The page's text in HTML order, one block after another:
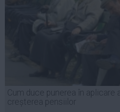
Cum duce punerea în aplicare
creșterea pensiilor